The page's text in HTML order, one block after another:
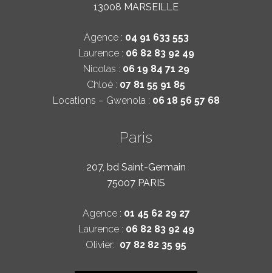
13008 MARSEILLE
Agence : 04 91 633 553
Laurence : 06 82 83 92 49
Nicolas : 06 19 84 71 29
Chloé : 07 81 55 91 85
Locations – Gwenola : 06 18 56 57 68
Paris
207, bd Saint-Germain
75007 PARIS
Agence : 01 45 62 29 27
Laurence : 06 82 83 92 49
Olivier: 07 82 82 35 95